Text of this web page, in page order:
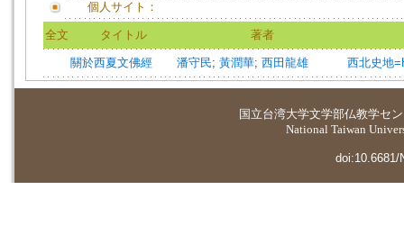
個人サイト：
全文 タイトル 著者
關於西夏文佛經 潘守民; 黃潤華; 西田龍雄 西北史地
国立台湾大学文学部仏教学セ
National Taiwan
doi:10.6681/